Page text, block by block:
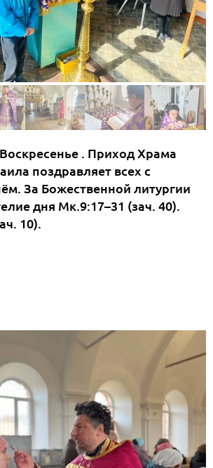
. Приход Храма
поздравляет всех с
За Божественной литургии
дня Мк.9:17–31 (зач. 40).
10).